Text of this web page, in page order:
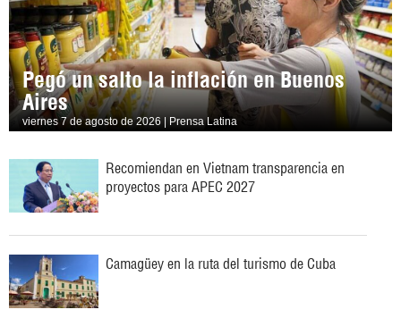
Pegó un salto la inflación en Buenos
Aires
viernes 7 de agosto de 2026 | Prensa Latina
Recomiendan en Vietnam transparencia en
proyectos para APEC 2027
Camagüey en la ruta del turismo de Cuba